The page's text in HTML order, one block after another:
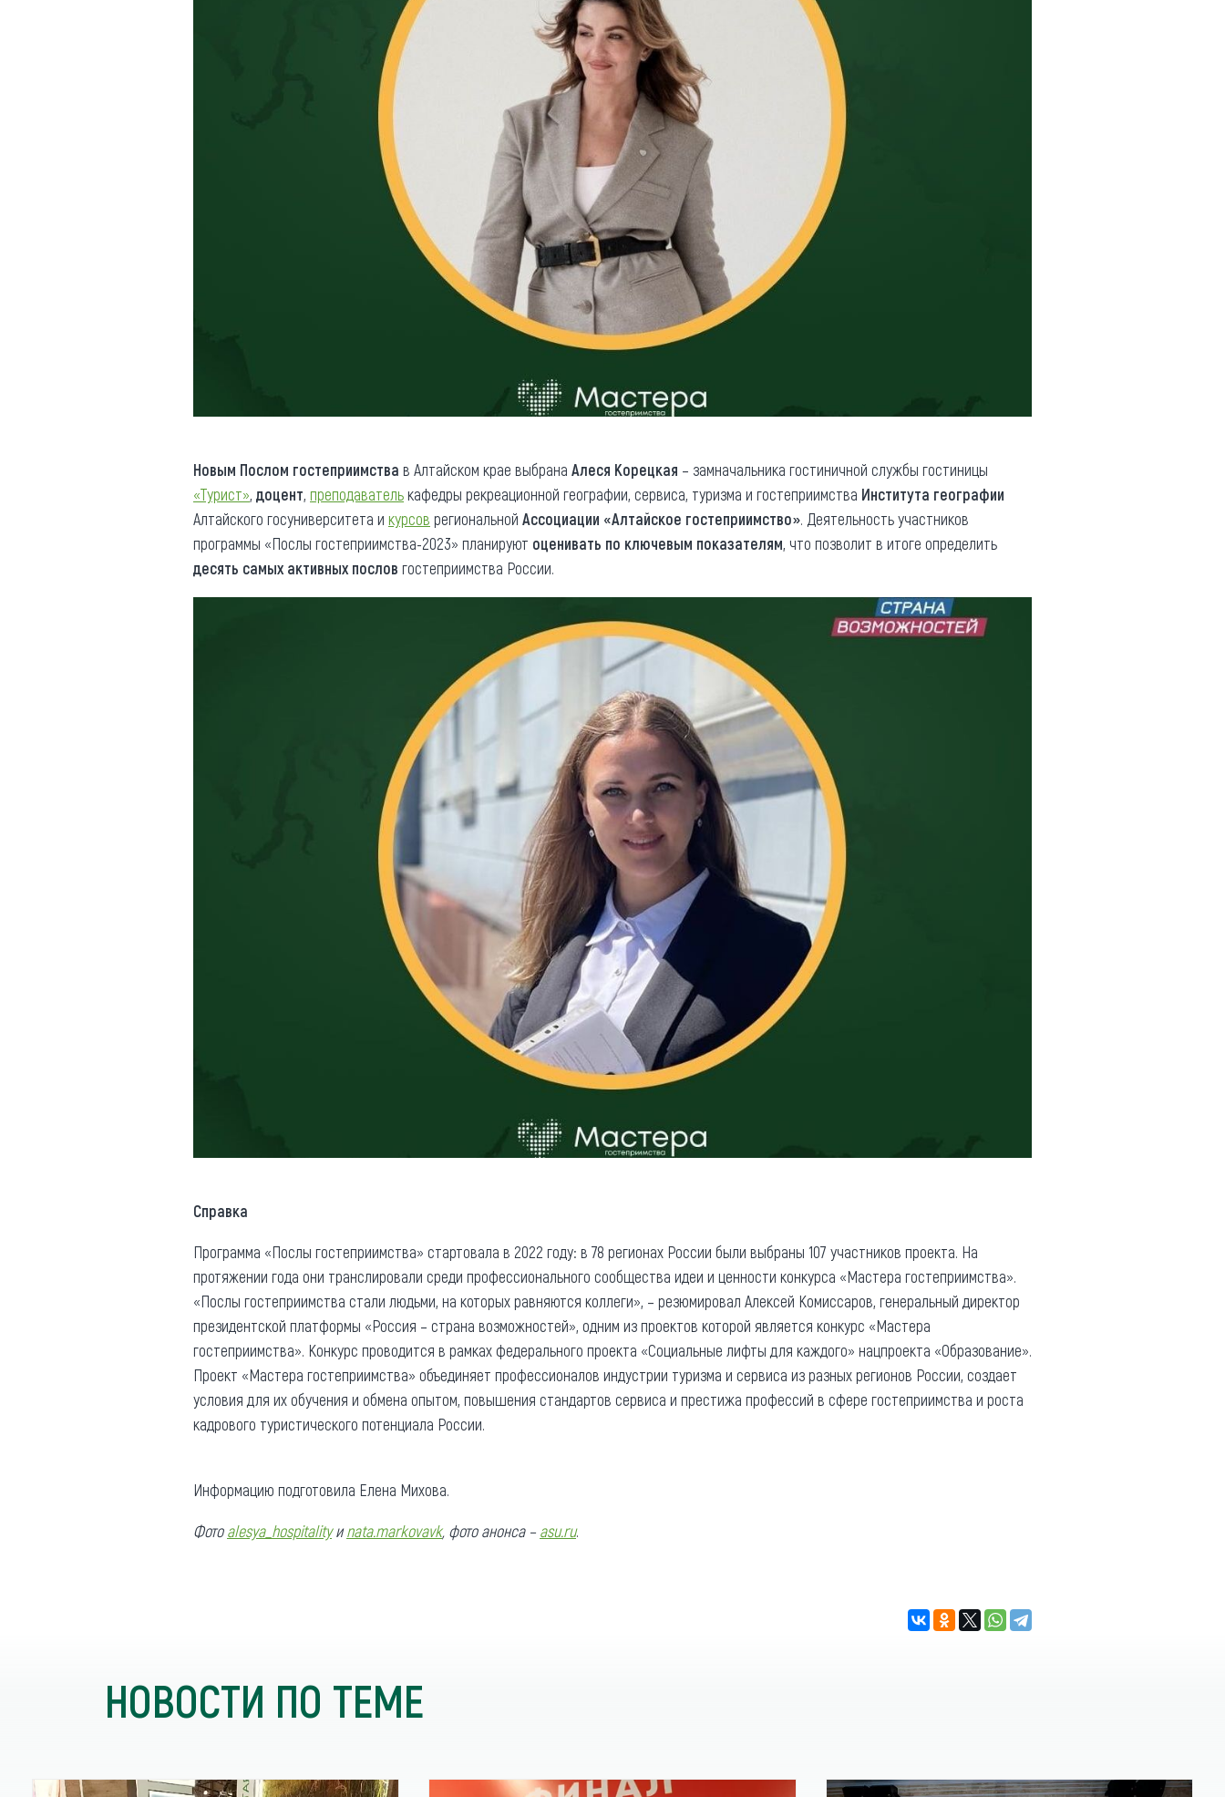
Новым Послом гостеприимства в Алтайском крае выбрана Алеся Корецкая – замначальника гостиничной службы гостиницы
«Турист», доцент, преподавателькафедры рекреационной географии, сервиса, туризма и гостеприимства Института географии
Алтайского госуниверситета и курсов региональной Ассоциации «Алтайское гостеприимство». Деятельность участников
программы «Послы гостеприимства-2023» планируют оценивать по ключевым показателям, что позволит в итоге определить
десять самых активных послов гостеприимства России.
Справка
Программа «Послы гостеприимства» стартовала в 2022 году: в 78 регионах России были выбраны 107 участников проекта. На
протяжении года они транслировали среди профессионального сообщества идеи и ценности конкурса «Мастера гостеприимства».
«Послы гостеприимства стали людьми, на которых равняются коллеги», – резюмировал Алексей Комиссаров, генеральный директор
президентской платформы «Россия – страна возможностей», одним из проектов которой является конкурс «Мастера
гостеприимства». Конкурс проводится в рамках федерального проекта «Социальные лифты для каждого» нацпроекта «Образование».
Проект «Мастера гостеприимства» объединяет профессионалов индустрии туризма и сервиса из разных регионов России, создает
условия для их обучения и обмена опытом, повышения стандартов сервиса и престижа профессий в сфере гостеприимства и роста
кадрового туристического потенциала России.
Информацию подготовила Елена Михова.
Фотоalesya_hospitalityиnata.markovavk, фото анонса – asu.ru.
НОВОСТИ ПО ТЕМЕ